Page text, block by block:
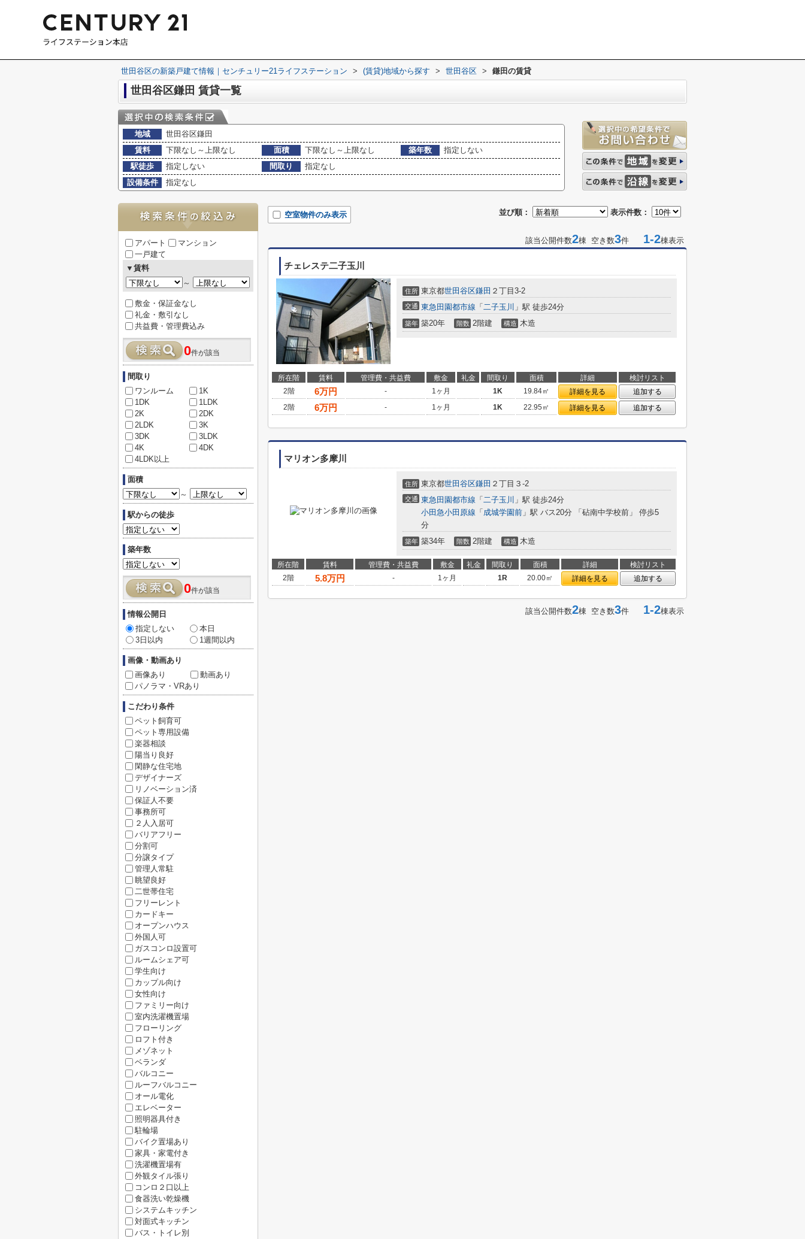
世田谷区の新築戸建て情報｜センチュリー21ライフステーション > (賃貸)地域から探す > 世田谷区 > 鎌田の賃貸
世田谷区鎌田 賃貸一覧
地域
世田谷区鎌田
賃料
下限なし～上限なし 面積 下限なし～上限なし 築年数
指定しない
駅徒歩
指定しない 間取り
指定なし
設備条件
指定なし
並び順： 表示件数：
空室物件のみ表示
該当公開件数2棟 空き数3件 1-2棟表示
チェレステ二子玉川
住所 東京都世田谷区鎌田 ２丁目3-2
交通 東急田園都市線 「 二子玉川 」駅 徒歩24分
築年 築20年 階数 2階建 構造 木造
所在階 賃料 管理費・共益費 敷金 礼金 間取り 面積 詳細
検討リスト
2階
6万円 - 1ヶ月 1K 19.84㎡ 詳細を見る
追加する
2階
6万円 - 1ヶ月 1K 22.95㎡ 詳細を見る 追加する
マリオン多摩川
住所 東京都世田谷区鎌田 ２丁目３-2
交通 東急田園都市線 「 二子玉川 」駅 徒歩24分
小田急小田原線 「 成城学園前 」駅 バス20分 「砧南中学校前」 停歩5
分
築年 築34年 階数 2階建 構造 木造
所在階 賃料 管理費・共益費 敷金 礼金 間取り 面積 詳細
検討リスト
2階
5.8万円 - 1ヶ月 1R 20.00㎡ 詳細を見る 追加する
該当公開件数2棟 空き数3件 1-2棟表示
アパート
マンション
一戸建て
▼賃料
～
敷金・保証金なし
礼金・敷引なし
共益費・管理費込み
0件が該当
間取り
ワンルーム
1K
1DK
1LDK
2K
2DK
2LDK
3K
3DK
3LDK
4K
4DK
4LDK以上
面積
～
駅からの徒歩
築年数
0件が該当
情報公開日
指定しない
本日
3日以内
1週間以内
画像・動画あり
画像あり
動画あり
パノラマ・VRあり
こだわり条件
ペット飼育可
ペット専用設備
楽器相談
陽当り良好
閑静な住宅地
デザイナーズ
リノベーション済
保証人不要
事務所可
２人入居可
バリアフリー
分割可
分譲タイプ
管理人常駐
眺望良好
二世帯住宅
フリーレント
カードキー
オープンハウス
外国人可
ガスコンロ設置可
ルームシェア可
学生向け
カップル向け
女性向け
ファミリー向け
室内洗濯機置場
フローリング
ロフト付き
メゾネット
ベランダ
バルコニー
ルーフバルコニー
オール電化
エレベーター
照明器具付き
駐輪場
バイク置場あり
家具・家電付き
洗濯機置場有
外観タイル張り
コンロ２口以上
食器洗い乾燥機
システムキッチン
対面式キッチン
バス・トイレ別